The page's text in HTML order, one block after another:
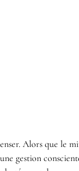
Alors que le
gestion